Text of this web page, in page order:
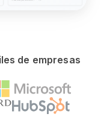
de empresas